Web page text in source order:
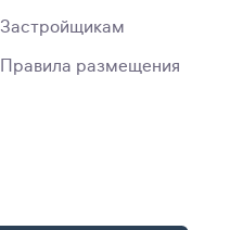
Застройщикам
Правила размещения